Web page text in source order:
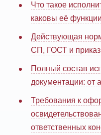
Что такое
каковы её
Действующая
СП, ГОСТ и
Полный состав
документации: от
Требования к
ответственных